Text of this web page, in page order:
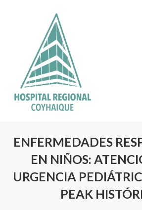
ENFERMEDADES
EN NIÑOS:
URGENCIA
PEAK